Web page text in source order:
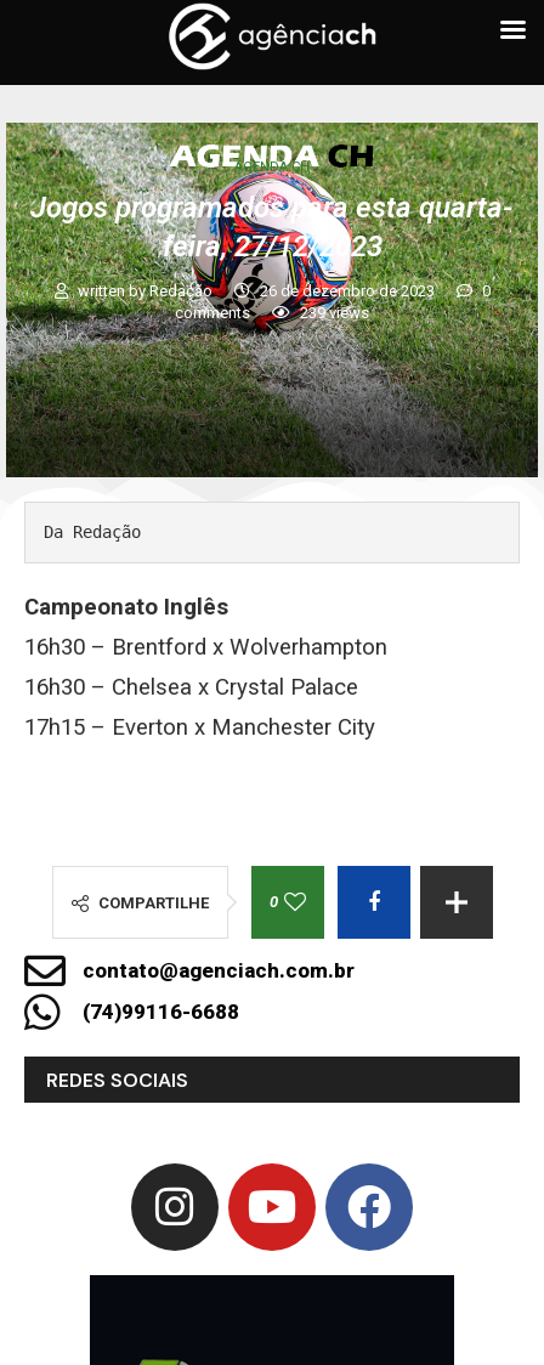
AGENDA CH
Jogos programados para esta quarta-
feira, 27/12/2023
written byRedação 26 de dezembro de 2023
0
comments
239views
Da Redação
Campeonato Inglês
16h30 – Brentford x Wolverhampton
16h30 – Chelsea x Crystal Palace
17h15 – Everton x Manchester City
COMPARTILHE 0
contato@agenciach.com.br
(74)99116-6688
REDES SOCIAIS